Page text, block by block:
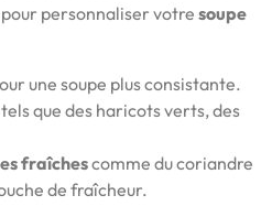
personnaliser votre soupe
une soupe plus consistante.
tels que des haricots verts, des
fraîchescomme du coriandre
de fraîcheur.